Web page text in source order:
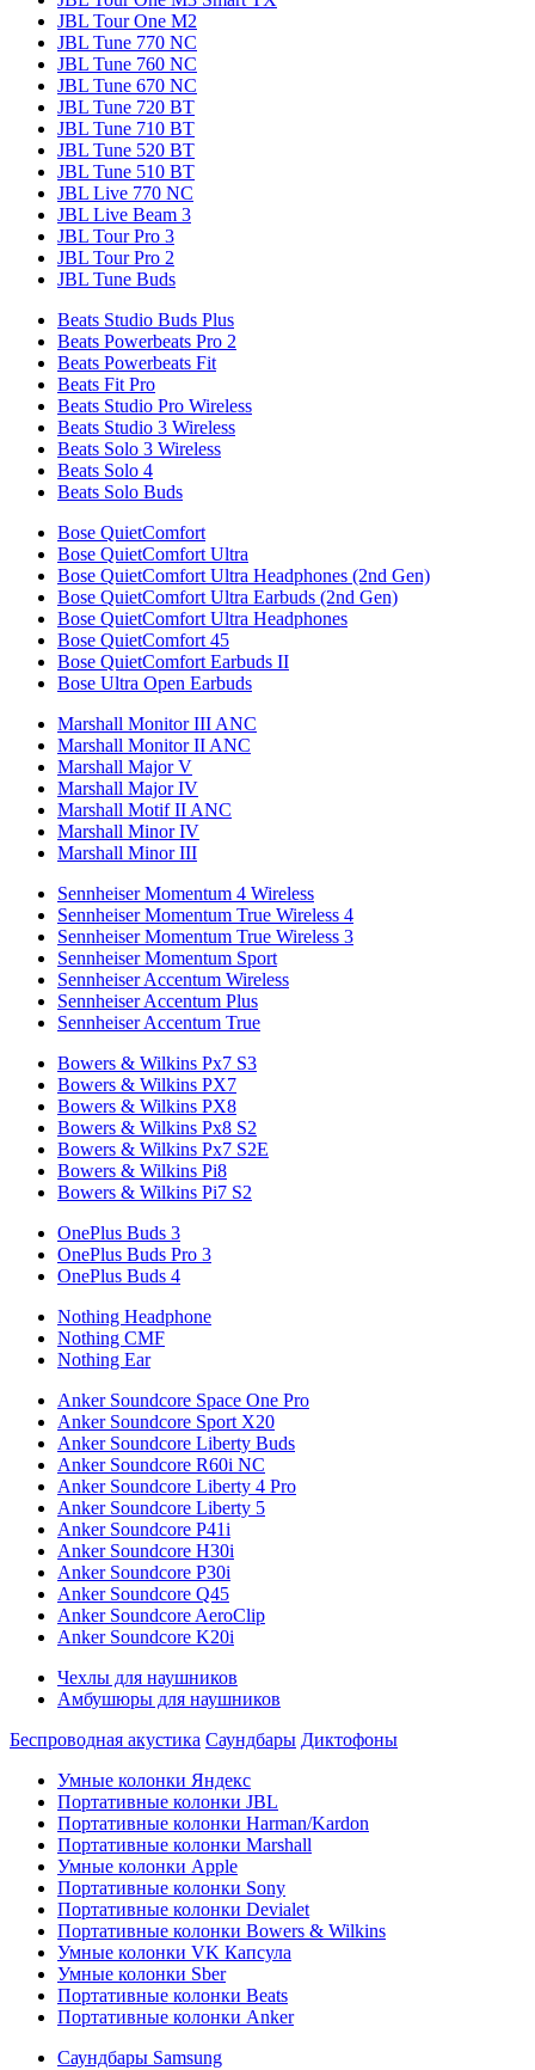
JBL Tour One M2
JBL Tune 770 NC
JBL Tune 760 NC
JBL Tune 670 NC
JBL Tune 720 BT
JBL Tune 710 BT
JBL Tune 520 BT
JBL Tune 510 BT
JBL Live 770 NC
JBL Live Beam 3
JBL Tour Pro 3
JBL Tour Pro 2
JBL Tune Buds
Beats Studio Buds Plus
Beats Powerbeats Pro 2
Beats Powerbeats Fit
Beats Fit Pro
Beats Studio Pro Wireless
Beats Studio 3 Wireless
Beats Solo 3 Wireless
Beats Solo 4
Beats Solo Buds
Bose QuietComfort
Bose QuietComfort Ultra
Bose QuietComfort Ultra Headphones (2nd Gen)
Bose QuietComfort Ultra Earbuds (2nd Gen)
Bose QuietComfort Ultra Headphones
Bose QuietComfort 45
Bose QuietComfort Earbuds II
Bose Ultra Open Earbuds
Marshall Monitor III ANC
Marshall Monitor II ANC
Marshall Major V
Marshall Major IV
Marshall Motif II ANC
Marshall Minor IV
Marshall Minor III
Sennheiser Momentum 4 Wireless
Sennheiser Momentum True Wireless 4
Sennheiser Momentum True Wireless 3
Sennheiser Momentum Sport
Sennheiser Accentum Wireless
Sennheiser Accentum Plus
Sennheiser Accentum True
Bowers & Wilkins Px7 S3
Bowers & Wilkins PX7
Bowers & Wilkins PX8
Bowers & Wilkins Px8 S2
Bowers & Wilkins Px7 S2E
Bowers & Wilkins Pi8
Bowers & Wilkins Pi7 S2
OnePlus Buds 3
OnePlus Buds Pro 3
OnePlus Buds 4
Nothing Headphone
Nothing CMF
Nothing Ear
Anker Soundcore Space One Pro
Anker Soundcore Sport X20
Anker Soundcore Liberty Buds
Anker Soundcore R60i NC
Anker Soundcore Liberty 4 Pro
Anker Soundcore Liberty 5
Anker Soundcore P41i
Anker Soundcore H30i
Anker Soundcore P30i
Anker Soundcore Q45
Anker Soundcore AeroClip
Anker Soundcore K20i
Чехлы для наушников
Амбушюры для наушников
Беспроводная акустика Саундбары Диктофоны
Умные колонки Яндекс
Портативные колонки JBL
Портативные колонки Harman/Kardon
Портативные колонки Marshall
Умные колонки Apple
Портативные колонки Sony
Портативные колонки Devialet
Портативные колонки Bowers & Wilkins
Умные колонки VK Капсула
Умные колонки Sber
Портативные колонки Beats
Портативные колонки Anker
Саундбары Samsung